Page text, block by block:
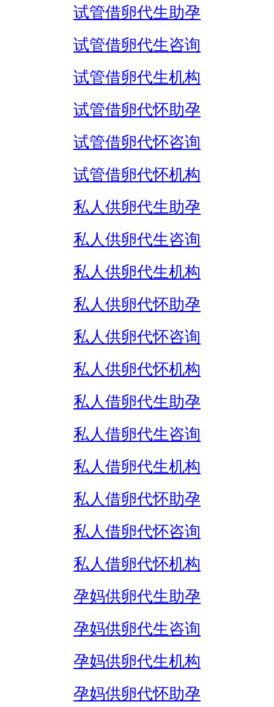
试管借卵代生助孕
试管借卵代生咨询
试管借卵代生机构
试管借卵代怀助孕
试管借卵代怀咨询
试管借卵代怀机构
私人供卵代生助孕
私人供卵代生咨询
私人供卵代生机构
私人供卵代怀助孕
私人供卵代怀咨询
私人供卵代怀机构
私人借卵代生助孕
私人借卵代生咨询
私人借卵代生机构
私人借卵代怀助孕
私人借卵代怀咨询
私人借卵代怀机构
孕妈供卵代生助孕
孕妈供卵代生咨询
孕妈供卵代生机构
孕妈供卵代怀助孕